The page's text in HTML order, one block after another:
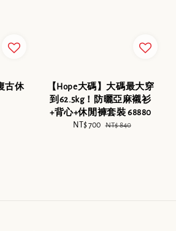
古休
【Hope大碼】大碼最大穿
到62.5kg！防曬亞麻襯衫
+背心+休閒褲套裝 68880
Sale
NT$ 700 Regular
NT$ 840